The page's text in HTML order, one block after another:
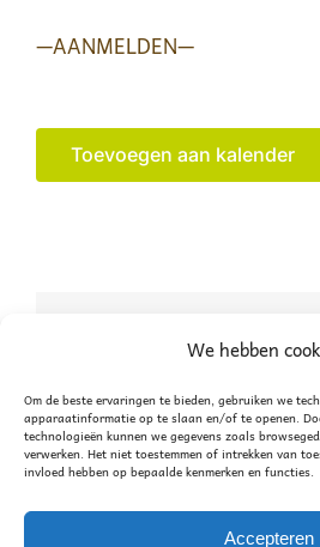
We hebben
Om de beste ervaringen te bieden, gebruiken we
apparaatinformatie op te slaan en/of te openen.
technologieën kunnen we gegevens zoals
verwerken. Het niet toestemmen of intrekken van
invloed hebben op bepaalde kenmerken en functies.
Accepteren
—AANMELDEN—
Toevoegen aan kalender
Deel dit
Facebook
X